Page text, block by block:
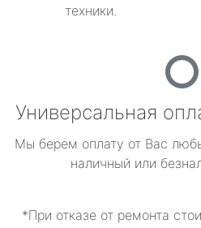
техники.
Универсальная
Мы берем оплату от Вас
наличный или
*При отказе от ремонта